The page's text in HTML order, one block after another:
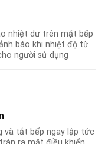
nhiệt dư trên mặt bếp
báo khi nhiệt độ từ
người sử dụng
và tắt bếp ngay lập tức